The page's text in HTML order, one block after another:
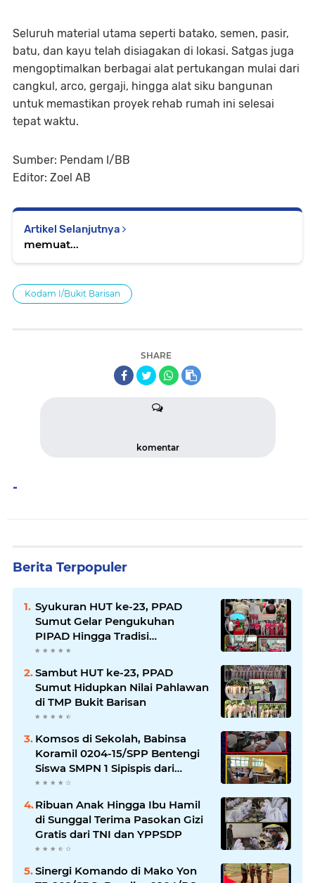
Seluruh material utama seperti batako, semen, pasir,
batu, dan kayu telah disiagakan di lokasi. Satgas juga
mengoptimalkan berbagai alat pertukangan mulai dari
cangkul, arco, gergaji, hingga alat siku bangunan
untuk memastikan proyek rehab rumah ini selesai
tepat waktu.
Sumber: Pendam I/BB
Editor: Zoel AB
Artikel Selanjutnya
memuat...
Kodam I/Bukit Barisan
SHARE
komentar
-
Berita Terpopuler
Syukuran HUT ke-23, PPAD
Sumut Gelar Pengukuhan
PIPAD Hingga Tradisi
Kekeluargaan
Sambut HUT ke-23, PPAD
Sumut Hidupkan Nilai Pahlawan
di TMP Bukit Barisan
Komsos di Sekolah, Babinsa
Koramil 0204-15/SPP Bentengi
Siswa SMPN 1 Sipispis dari
Bahaya Narkotika
Ribuan Anak Hingga Ibu Hamil
di Sunggal Terima Pasokan Gizi
Gratis dari TNI dan YPPSDP
Sinergi Komando di Mako Yon